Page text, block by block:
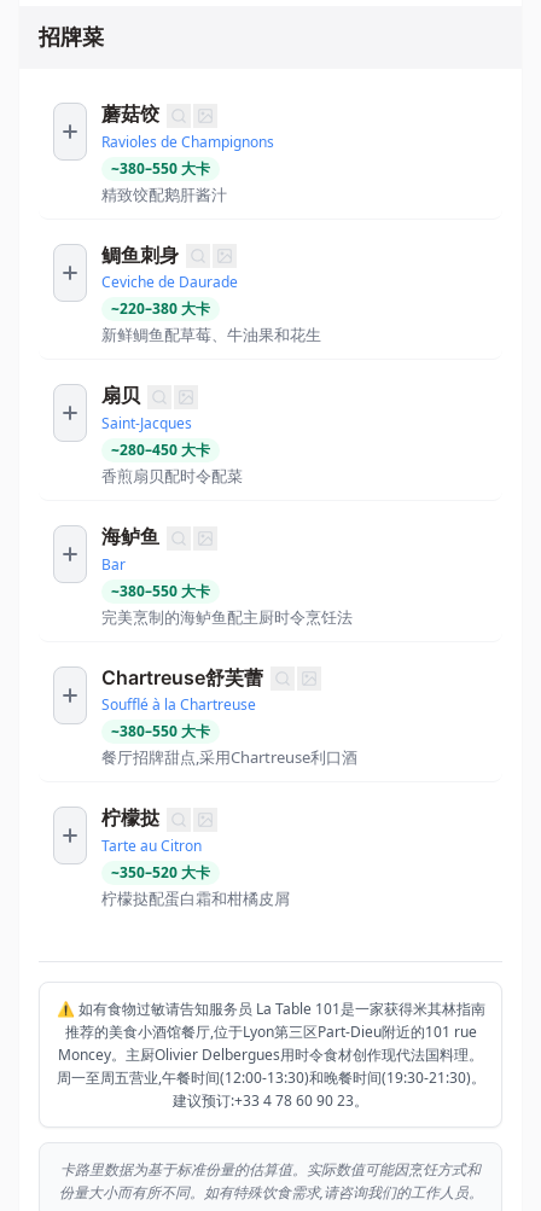
招牌菜
蘑菇饺
Ravioles de Champignons
~380–550大卡
精致饺配鹅肝酱汁
鲷鱼刺身
Ceviche de Daurade
~220–380大卡
新鲜鲷鱼配草莓、牛油果和花生
扇贝
Saint-Jacques
~280–450大卡
香煎扇贝配时令配菜
海鲈鱼
Bar
~380–550大卡
完美烹制的海鲈鱼配主厨时令烹饪法
Chartreuse舒芙蕾
Soufflé à la Chartreuse
~380–550大卡
餐厅招牌甜点,采用Chartreuse利口酒
柠檬挞
Tarte au Citron
~350–520大卡
柠檬挞配蛋白霜和柑橘皮屑
⚠️ 如有食物过敏请告知服务员 La Table 101是一家获得米其林指南
推荐的美食小酒馆餐厅,位于Lyon第三区Part-Dieu附近的101 rue
Moncey。主厨Olivier Delbergues用时令食材创作现代法国料理。
周一至周五营业,午餐时间(12:00-13:30)和晚餐时间(19:30-21:30)。
建议预订:+33 4 78 60 90 23。
卡路里数据为基于标准份量的估算值。实际数值可能因烹饪方式和
份量大小而有所不同。如有特殊饮食需求,请咨询我们的工作人员。